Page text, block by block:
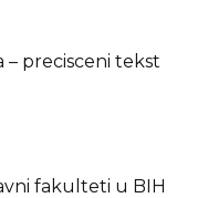
– precisceni tekst
fakulteti u BIH